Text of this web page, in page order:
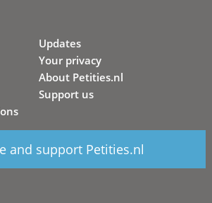
Updates
Your privacy
About Petities.nl
Support us
and support Petities.nl